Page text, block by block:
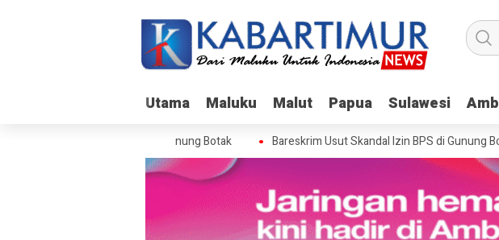
Utama Maluku Malut Papua Sulawesi
Utama Maluku Malut Papua Sulawesi
Usut Skandal Izin BPS di Gunung Botak Bareskrim Usut Skandal Izin BPS di Gunung Botak